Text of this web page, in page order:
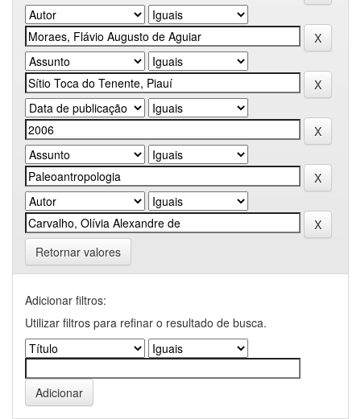
Retornar valores
Adicionar filtros:
Utilizar filtros para refinar o resultado de busca.